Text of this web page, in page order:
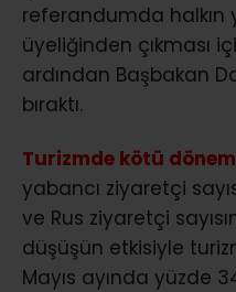
referandumda halkın
üyeliğinden çıkması
ardından Başbakan
bıraktı.
Turizmde kötü
yabancı ziyaretçi
ve Rus ziyaretçi
düşüşün etkisiyle
Mayıs ayında yüzde